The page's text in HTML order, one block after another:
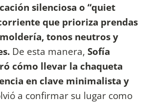
silenciosa o “quiet
que prioriza prendas
tonos neutros y
De esta manera, Sofía
cómo llevar la chaqueta
en clave minimalista y
a confirmar su lugar como